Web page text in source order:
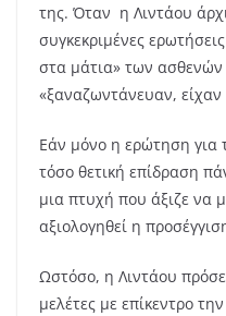
της. Όταν η Λιντάου
συγκεκριμένες
στα μάτια» των ασθενών
«ξαναζωντάνευαν, είχαν
Εάν μόνο η ερώτηση για
τόσο θετική επίδραση
μια πτυχή που άξιζε να
αξιολογηθεί η
Ωστόσο, η Λιντάου
μελέτες με επίκεντρο